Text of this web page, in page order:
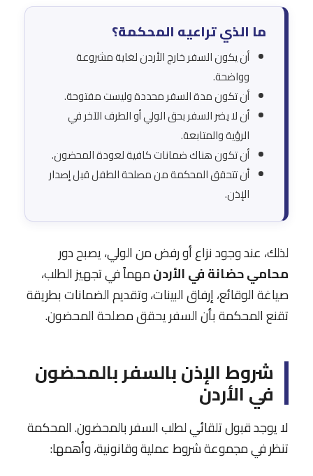
ما الذي تراعيه المحكمة؟
أن يكون السفر خارج الأردن لغاية مشروعة
وواضحة.
أن تكون مدة السفر محددة وليست مفتوحة.
أن لا يضر السفر بحق الولي أو الطرف الآخر في
الرؤية والمتابعة.
أن تكون هناك ضمانات كافية لعودة المحضون.
أن تتحقق المحكمة من مصلحة الطفل قبل إصدار
الإذن.
لذلك، عند وجود نزاع أو رفض من الولي، يصبح دور
محامي حضانة في الأردنمهماً في تجهيز الطلب،
صياغة الوقائع، إرفاق البينات، وتقديم الضمانات بطريقة
تقنع المحكمة بأن السفر يحقق مصلحة المحضون.
شروط الإذن بالسفر بالمحضون
في الأردن
لا يوجد قبول تلقائي لطلب السفر بالمحضون. المحكمة
تنظر في مجموعة شروط عملية وقانونية، وأهمها: